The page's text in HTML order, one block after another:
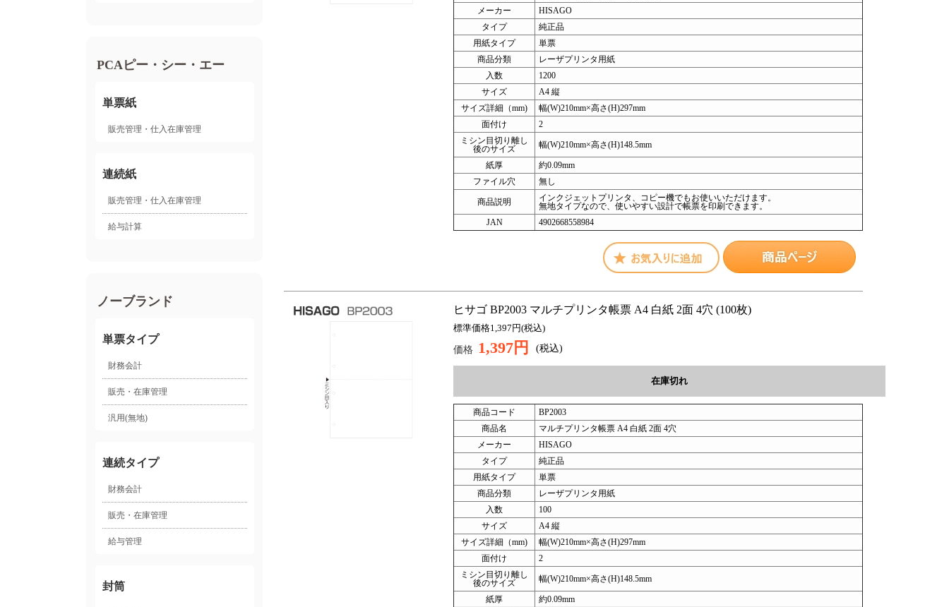
PCAピー・シー・エー
単票紙
販売管理・仕入在庫管理
連続紙
販売管理・仕入在庫管理
給与計算
ノーブランド
単票タイプ
財務会計
販売・在庫管理
汎用(無地)
連続タイプ
財務会計
販売・在庫管理
給与管理
封筒
メーカー
HISAGO
タイプ
純正品
用紙タイプ
単票
商品分類
レーザプリンタ用紙
入数
1200
サイズ
A4 縦
サイズ詳細（mm)
幅(W)210mm×高さ(H)297mm
面付け
2
ミシン目切り離し
後のサイズ
幅(W)210mm×高さ(H)148.5mm
紙厚
約0.09mm
ファイル穴
無し
商品説明
インクジェットプリンタ、コピー機でもお使いいただけます。
無地タイプなので、使いやすい設計で帳票を印刷できます。
JAN
4902668558984
ヒサゴ BP2003 マルチプリンタ帳票 A4 白紙 2面 4穴 (100枚)
標準価格1,397円(税込)
価格 1,397円 (税込)
在庫切れ
商品コード
BP2003
商品名
マルチプリンタ帳票 A4 白紙 2面 4穴
メーカー
HISAGO
タイプ
純正品
用紙タイプ
単票
商品分類
レーザプリンタ用紙
入数
100
サイズ
A4 縦
サイズ詳細（mm)
幅(W)210mm×高さ(H)297mm
面付け
2
ミシン目切り離し
後のサイズ
幅(W)210mm×高さ(H)148.5mm
紙厚
約0.09mm